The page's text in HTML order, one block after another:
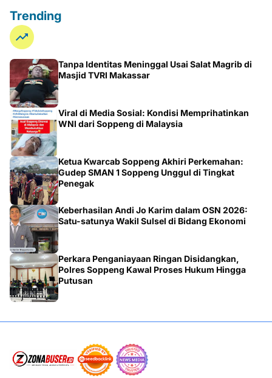
Trending
Tanpa Identitas Meninggal Usai Salat Magrib di
Masjid TVRI Makassar
Viral di Media Sosial: Kondisi Memprihatinkan
WNI dari Soppeng di Malaysia
Ketua Kwarcab Soppeng Akhiri Perkemahan:
Gudep SMAN 1 Soppeng Unggul di Tingkat
Penegak
Keberhasilan Andi Jo Karim dalam OSN 2026:
Satu-satunya Wakil Sulsel di Bidang Ekonomi
Perkara Penganiayaan Ringan Disidangkan,
Polres Soppeng Kawal Proses Hukum Hingga
Putusan